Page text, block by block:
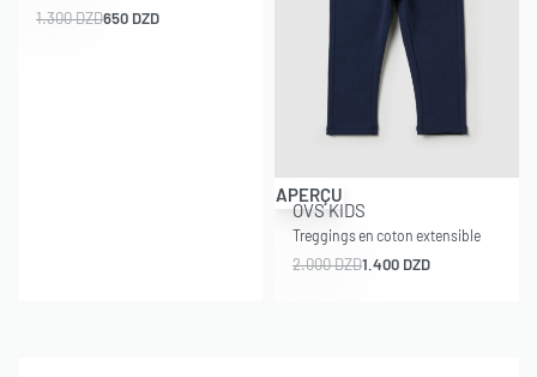
1.300DZD650 DZD
-30% OFF
APERÇU
OVS KIDS
Treggings en coton extensible
2.000DZD1.400 DZD